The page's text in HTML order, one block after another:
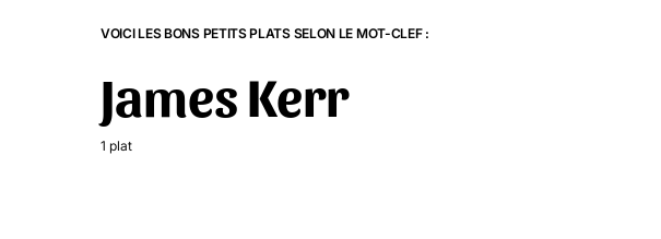
VOICI LES BONS PETITS PLATS SELON LE MOT-CLEF :
James Kerr
1 plat